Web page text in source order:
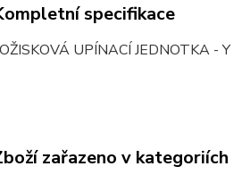
specifikace
UPÍNACÍ JEDNOTKA - Y
zařazeno v kategoriích